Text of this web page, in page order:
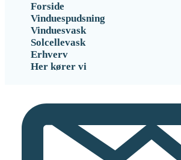
Forside
Vinduespudsning
Vinduesvask
Solcellevask
Erhverv
Her kører vi